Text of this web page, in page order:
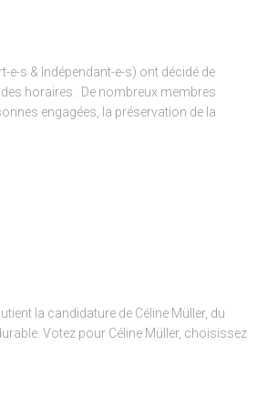
s & Indépendant-e-s) ont décidé de
horaires. De nombreux membres
engagées, la préservation de la
la candidature de Céline Müller, du
Votez pour Céline Müller, choisissez